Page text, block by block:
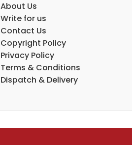
About Us
Write for us
Contact Us
Copyright Policy
Privacy Policy
Terms & Conditions
Dispatch & Delivery